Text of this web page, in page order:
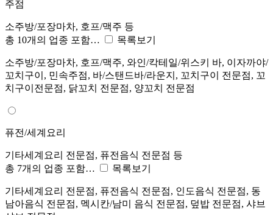
주점
소주방/포장마차, 호프/맥주 등
총 10개의 업종 포함…
목록보기
소주방/포장마차, 호프/맥주, 와인/칵테일/위스키 바, 이자까야/
꼬치구이, 민속주점, 바/스탠드바/라운지, 꼬치구이 전문점, 꼬
치구이전문점, 닭꼬치 전문점, 양꼬치 전문점
퓨전/세계요리
기타세계요리 전문점, 퓨전음식 전문점 등
총 7개의 업종 포함…
목록보기
기타세계요리 전문점, 퓨전음식 전문점, 인도음식 전문점, 동
남아음식 전문점, 멕시칸/남미 음식 전문점, 덮밥 전문점, 샤브